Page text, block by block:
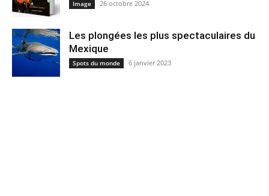
Image 26 octobre 2024
Les plongées les plus spectaculaires du
Mexique
Spots du monde 6 janvier 2023